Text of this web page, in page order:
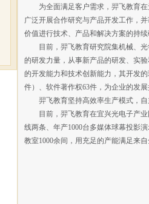
为全面满足客户需求，羿飞教育在
广泛开展合作研究与产品开发工作，
价值进行技术、产品和解决方案的持
目前，羿飞教育研究院集机械、光
的研发力量，从事新产品的研发、实
的开发能力和技术创新能力，其开发
件）、软件著作权63件，为企业的发
羿飞教育坚持高效率生产模式，自
目前，羿飞教育在宜兴光电子产业
线两条、年产1000台多媒体球幕投影
教室1000余间，用充足的产能满足来